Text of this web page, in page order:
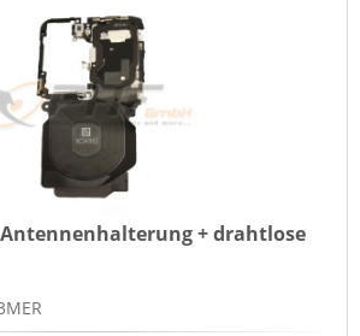
Antennenhalterung + drahtlose